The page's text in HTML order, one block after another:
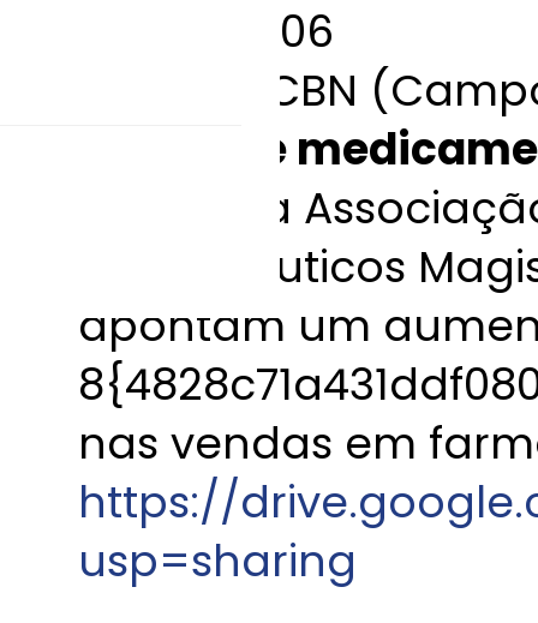
09/06
CBN
Venda de
Dados da
Farmacêuticos
apontam um
nas vendas em
https://
usp=sharing